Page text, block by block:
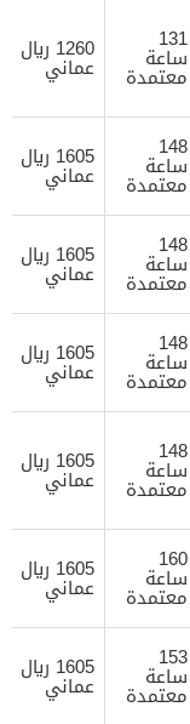
131
ساعة
معتمدة
1260 ريال
عماني
148
ساعة
معتمدة
1605 ريال
عماني
148
ساعة
معتمدة
1605 ريال
عماني
148
ساعة
معتمدة
1605 ريال
عماني
148
ساعة
معتمدة
1605 ريال
عماني
160
ساعة
معتمدة
1605 ريال
عماني
153
ساعة
معتمدة
1605 ريال
عماني